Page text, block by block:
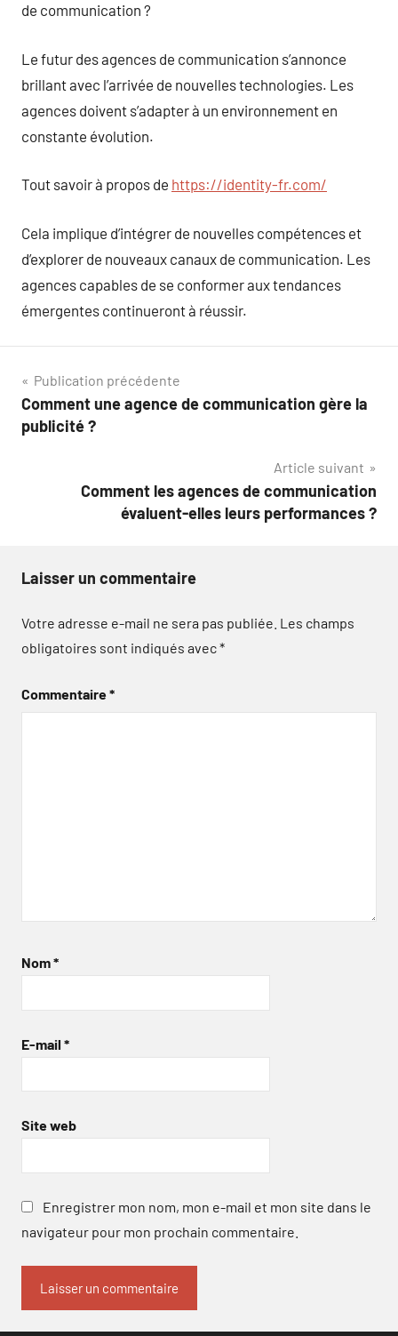
de communication ?
Le futur des agences de communication s’annonce
brillant avec l’arrivée de nouvelles technologies. Les
agences doivent s’adapter à un environnement en
constante évolution.
Tout savoir à propos de https://identity-fr.com/
Cela implique d’intégrer de nouvelles compétences et
d’explorer de nouveaux canaux de communication. Les
agences capables de se conformer aux tendances
émergentes continueront à réussir.
Navigation
de
Publication précédente
Comment une agence de communication gère la
publicité ?
Article suivant
Comment les agences de communication
évaluent-elles leurs performances ?
Laisser un commentaire
Votre adresse e-mail ne sera pas publiée. Les champs
obligatoires sont indiqués avec*
Commentaire*
Nom*
E-mail *
Site web
Enregistrer mon nom, mon e-mail et mon site dans le
navigateur pour mon prochain commentaire.